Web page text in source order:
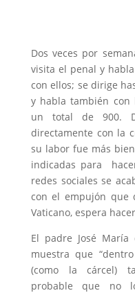
Dos veces por
visita el penal y
con ellos; se dirige
y habla también con
un total de 900.
directamente con la
su labor fue más
indicadas para
redes sociales se
con el empujón que
Vaticano, espera
El padre José María
muestra que
(como la cárcel)
probable que no